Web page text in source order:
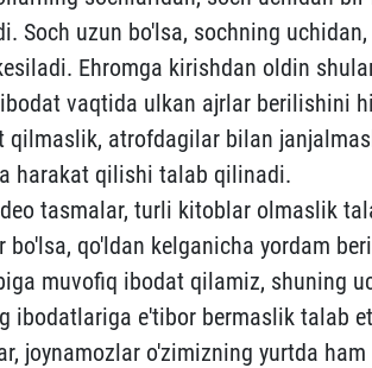
Soch uzun bo'lsa, sochning
Ehromga kirishdan oldin
vaqtida ulkan ajrlar berilishini
atrofdagilar bilan
harakat qilishi talab qilinadi.
tasmalar, turli kitoblar olmaslik
bo'lsa, qo'ldan kelganicha yordam
muvofiq ibodat qilamiz, shuning
ibodatlariga e'tibor bermaslik talab
joynamozlar o'zimizning yurtda